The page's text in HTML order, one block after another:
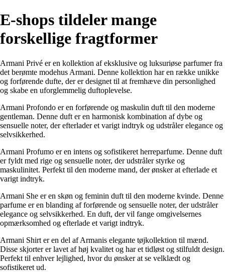
E-shops tildeler mange
forskellige fragtformer
Armani Privé er en kollektion af eksklusive og luksuriøse parfumer fra
det berømte modehus Armani. Denne kollektion har en række unikke
og forførende dufte, der er designet til at fremhæve din personlighed
og skabe en uforglemmelig duftoplevelse.
Armani Profondo er en forførende og maskulin duft til den moderne
gentleman. Denne duft er en harmonisk kombination af dybe og
sensuelle noter, der efterlader et varigt indtryk og udstråler elegance og
selvsikkerhed.
Armani Profumo er en intens og sofistikeret herreparfume. Denne duft
er fyldt med rige og sensuelle noter, der udstråler styrke og
maskulinitet. Perfekt til den moderne mand, der ønsker at efterlade et
varigt indtryk.
Armani She er en skøn og feminin duft til den moderne kvinde. Denne
parfume er en blanding af forførende og sensuelle noter, der udstråler
elegance og selvsikkerhed. En duft, der vil fange omgivelsernes
opmærksomhed og efterlade et varigt indtryk.
Armani Shirt er en del af Armanis elegante tøjkollektion til mænd.
Disse skjorter er lavet af høj kvalitet og har et tidløst og stilfuldt design.
Perfekt til enhver lejlighed, hvor du ønsker at se velklædt og
sofistikeret ud.